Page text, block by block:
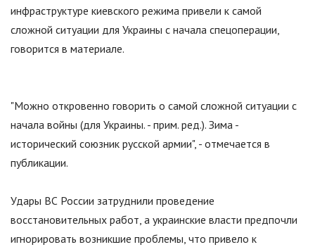
инфраструктуре киевского режима привели к самой
сложной ситуации для Украины с начала спецоперации,
говорится в материале.
"Можно откровенно говорить о самой сложной ситуации с
начала войны (для Украины. - прим. ред.). Зима -
исторический союзник русской армии", - отмечается в
публикации.
Удары ВС России затруднили проведение
восстановительных работ, а украинские власти предпочли
игнорировать возникшие проблемы, что привело к